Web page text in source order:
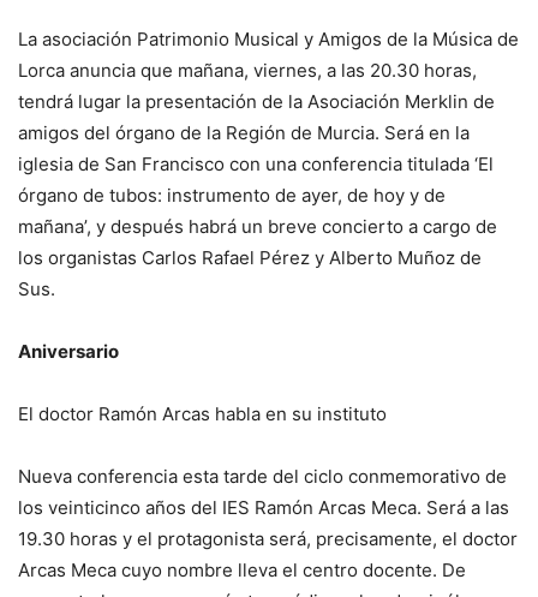
La asociación Patrimonio Musical y Amigos de la Música de
Lorca anuncia que mañana, viernes, a las 20.30 horas,
tendrá lugar la presentación de la Asociación Merklin de
amigos del órgano de la Región de Murcia. Será en la
iglesia de San Francisco con una conferencia titulada ‘El
órgano de tubos: instrumento de ayer, de hoy y de
mañana’, y después habrá un breve concierto a cargo de
los organistas Carlos Rafael Pérez y Alberto Muñoz de
Sus.
Aniversario
El doctor Ramón Arcas habla en su instituto
Nueva conferencia esta tarde del ciclo conmemorativo de
los veinticinco años del IES Ramón Arcas Meca. Será a las
19.30 horas y el protagonista será, precisamente, el doctor
Arcas Meca cuyo nombre lleva el centro docente. De